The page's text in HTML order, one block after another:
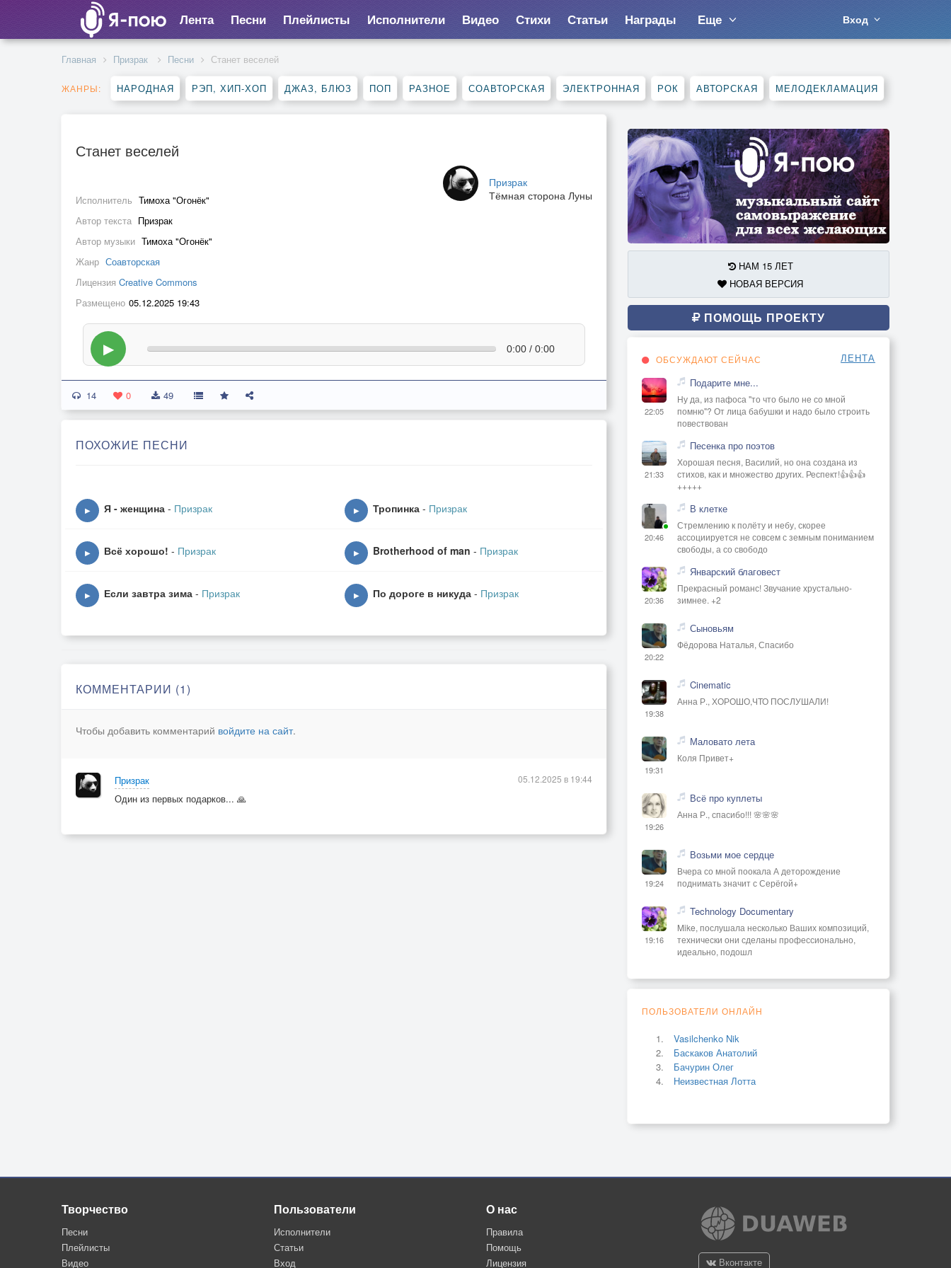
Лента Песни Плейлисты Исполнители Видео Стихи Статьи Награды Еще Вход
Главная Призрак Песни Станет веселей
ЖАНРЫ: НАРОДНАЯ РЭП, ХИП-ХОП ДЖАЗ, БЛЮЗ ПОП РАЗНОЕ СОАВТОРСКАЯ ЭЛЕКТРОННАЯ РОК АВТОРСКАЯ МЕЛОДЕКЛАМАЦИЯ
Станет веселей
Призрак
Тёмная сторона Луны
Исполнитель Тимоха "Огонёк"
Автор текста Призрак
Автор музыки Тимоха "Огонёк"
Жанр Соавторская
Лицензия Creative Commons
Размещено 05.12.2025 19:43
▶ 0:00 / 0:00
14 0 49
ПОХОЖИЕ ПЕСНИ
▶ Я - женщина - Призрак ▶ Тропинка - Призрак
▶ Всё хорошо! - Призрак ▶ Brotherhood of man - Призрак
▶ Если завтра зима - Призрак ▶ По дороге в никуда - Призрак
КОММЕНТАРИИ (1)
Чтобы добавить комментарий войдите на сайт.
Призрак
Один из первых подарков... 🙏
05.12.2025 в 19:44
НАМ 15 ЛЕТ
НОВАЯ ВЕРСИЯ
ПОМОЩЬ ПРОЕКТУ
ОБСУЖДАЮТ СЕЙЧАС ЛЕНТА
22:05
Подарите мне...
Ну да, из пафоса "то что было не со мной
помню"? От лица бабушки и надо было строить
повествован
21:33
Песенка про поэтов
Хорошая песня, Василий, но она создана из
стихов, как и множество других. Респект!👍👍👍
+++++
20:46
В клетке
Стремлению к полёту и небу, скорее
ассоциируется не совсем с земным пониманием
свободы, а со свободо
20:36
Январский благовест
Прекрасный романс! Звучание хрустально-
зимнее. +2
20:22
Сыновьям
Фёдорова Наталья, Спасибо
19:38
Cinematic
Анна Р., ХОРОШО,ЧТО ПОСЛУШАЛИ!
19:31
Маловато лета
Коля Привет+
19:26
Всё про куплеты
Анна Р., спасибо!!! 🌸🌸🌸
19:24
Возьми мое сердце
Вчера со мной поокала А деторождение
поднимать значит с Серёгой+
19:16
Technology Documentary
Mike, послушала несколько Ваших композиций,
технически они сделаны профессионально,
идеально, подошл
ПОЛЬЗОВАТЕЛИ ОНЛАЙН
Vasilchenko Nik
Баскаков Анатолий
Бачурин Олег
Неизвестная Лотта
Творчество
Песни
Плейлисты
Видео
Пользователи
Исполнители
Статьи
Вход
О нас
Правила
Помощь
Лицензия
Вконтакте